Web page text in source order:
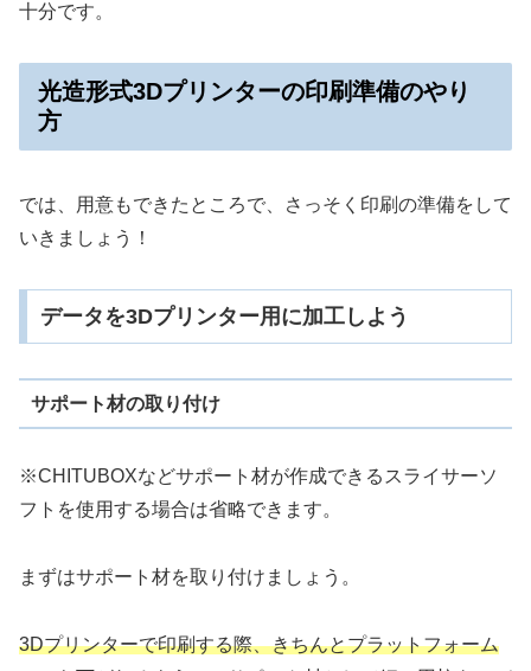
十分です。
光造形式3Dプリンターの印刷準備のやり
方
では、用意もできたところで、さっそく印刷の準備をして
いきましょう！
データを3Dプリンター用に加工しよう
サポート材の取り付け
※CHITUBOXなどサポート材が作成できるスライサーソ
フトを使用する場合は省略できます。
まずはサポート材を取り付けましょう。
3Dプリンターで印刷する際、きちんとプラットフォーム